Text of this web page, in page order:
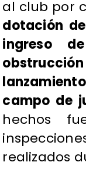
al club por
dotación
ingreso
campo de
hechos
realizados